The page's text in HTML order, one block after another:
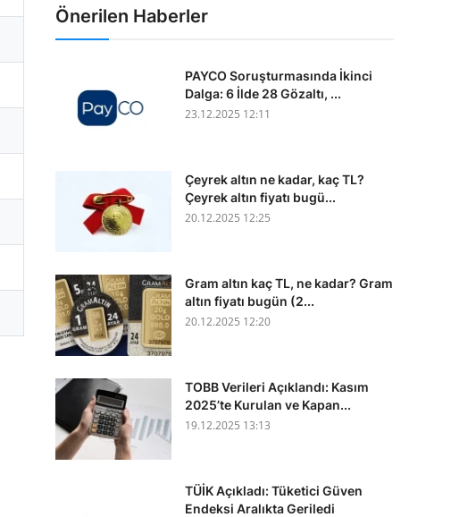
Önerilen Haberler
PAYCO Soruşturmasında İkinci
Dalga: 6 İlde 28 Gözaltı, ...
23.12.2025 12:11
Çeyrek altın ne kadar, kaç TL?
Çeyrek altın fiyatı bugü...
20.12.2025 12:25
Gram altın kaç TL, ne kadar? Gram
altın fiyatı bugün (2...
20.12.2025 12:20
TOBB Verileri Açıklandı: Kasım
2025’te Kurulan ve Kapan...
19.12.2025 13:13
TÜİK Açıkladı: Tüketici Güven
Endeksi Aralıkta Geriledi